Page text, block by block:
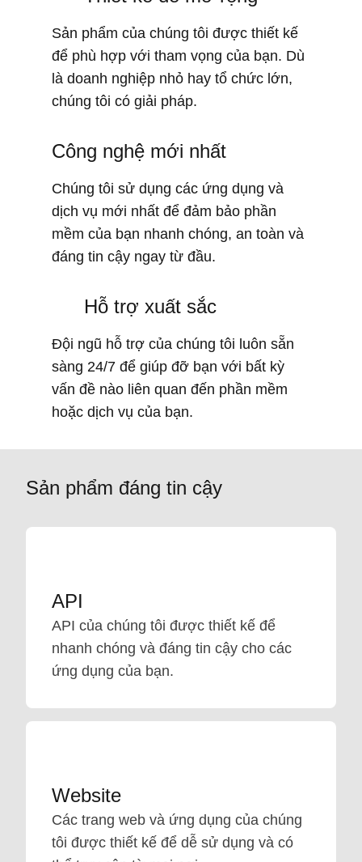
Sản phẩm của chúng tôi được thiết kế
để phù hợp với tham vọng của bạn. Dù
là doanh nghiệp nhỏ hay tổ chức lớn,
chúng tôi có giải pháp.
Công nghệ mới nhất
Chúng tôi sử dụng các ứng dụng và
dịch vụ mới nhất để đảm bảo phần
mềm của bạn nhanh chóng, an toàn và
đáng tin cậy ngay từ đầu.
Hỗ trợ xuất sắc
Đội ngũ hỗ trợ của chúng tôi luôn sẵn
sàng 24/7 để giúp đỡ bạn với bất kỳ
vấn đề nào liên quan đến phần mềm
hoặc dịch vụ của bạn.
Sản phẩm đáng tin cậy
API
API của chúng tôi được thiết kế để
nhanh chóng và đáng tin cậy cho các
ứng dụng của bạn.
Website
Các trang web và ứng dụng của chúng
tôi được thiết kế để dễ sử dụng và có